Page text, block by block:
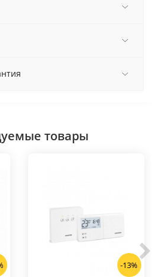
товары
-13%